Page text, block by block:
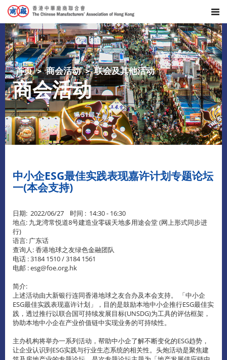
首页 商会活动 联会及其他活动
商会活动
中小企ESG最佳实践表现嘉许计划专题论坛
一(本会支持)
日期: 2022/06/27 时间 : 14:30 - 16:30
地点: 九龙湾常悦道8号建造业零碳天地多用途会堂 (网上形式同步进
行)
语言: 广东话
查询人: 香港地球之友绿色金融团队
电话 : 3184 1510 / 3184 1561
电邮 : esg@foe.org.hk
简介:
上述活动由大新银行连同香港地球之友合办及本会支持。 「中小企
ESG最佳实践表现嘉许计划」，目的是鼓励本地中小企推行ESG最佳实
践，透过推行以联合国可持续发展目标(UNSDG)为工具的评估框架，
协助本地中小企在产业价值链中实现业务的可持续性。
主办机构将举办一系列活动，帮助中小企了解不断变化的ESG趋势，
让企业认识到ESG实践与行业生态系统的相关性。头炮活动是聚焦建